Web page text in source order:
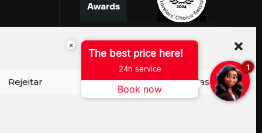
Rejeitar Ver preferências
×
The best price here!
24h service
Book now
1